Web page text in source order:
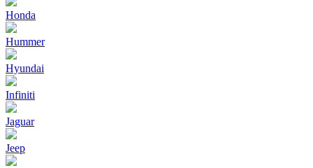
Honda
Hummer
Hyundai
Infiniti
Jaguar
Jeep